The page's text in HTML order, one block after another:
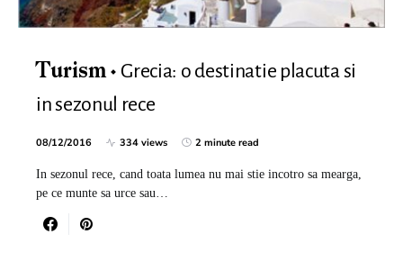
Turism
Grecia: o destinatie placuta si
in sezonul rece
08/12/2016 334 views 2 minute read
In sezonul rece, cand toata lumea nu mai stie incotro sa mearga,
pe ce munte sa urce sau…